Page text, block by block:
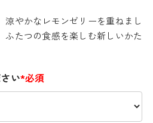
涼やかなレモンゼリーを重ねまし
ふたつの食感を楽しむ新しいかた
い*必須